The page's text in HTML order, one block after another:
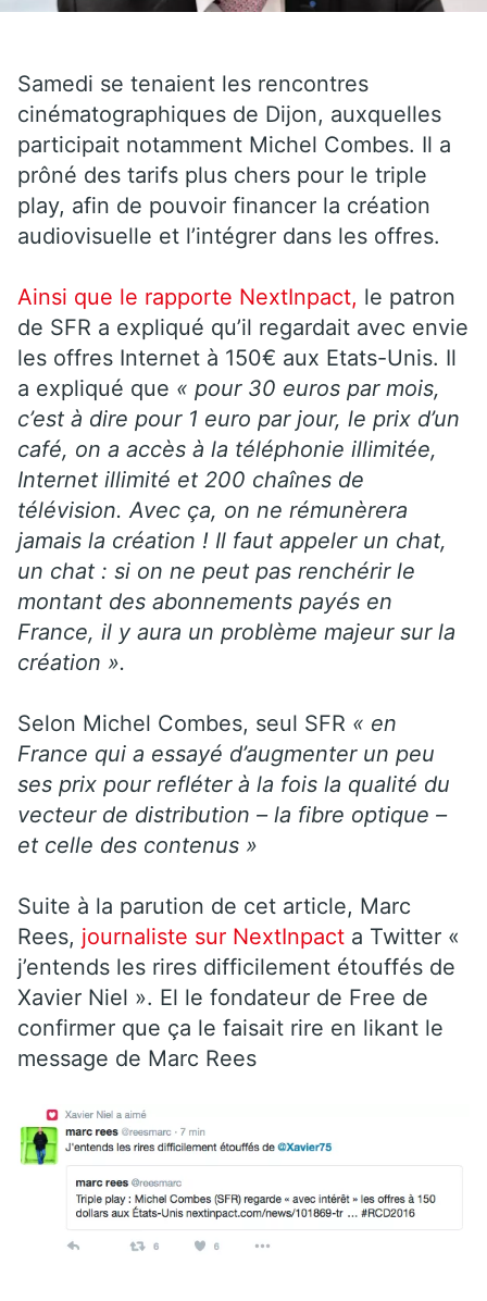
Samedi se tenaient les rencontres
cinématographiques de Dijon, auxquelles
participait notamment Michel Combes. Il a
prôné des tarifs plus chers pour le triple
play, afin de pouvoir financer la création
audiovisuelle et l’intégrer dans les offres.
Ainsi que le rapporte NextInpact, le patron
de SFR a expliqué qu’il regardait avec envie
les offres Internet à 150€ aux Etats-Unis. Il
a expliqué que « pour 30 euros par mois,
c’est à dire pour 1 euro par jour, le prix d’un
café, on a accès à la téléphonie illimitée,
Internet illimité et 200 chaînes de
télévision. Avec ça, on ne rémunèrera
jamais la création ! Il faut appeler un chat,
un chat : si on ne peut pas renchérir le
montant des abonnements payés en
France, il y aura un problème majeur sur la
création ».
Selon Michel Combes, seul SFR « en
France qui a essayé d’augmenter un peu
ses prix pour refléter à la fois la qualité du
vecteur de distribution – la fibre optique –
et celle des contenus »
Suite à la parution de cet article, Marc
Rees, journaliste sur NextInpact a Twitter «
j’entends les rires difficilement étouffés de
Xavier Niel ». El le fondateur de Free de
confirmer que ça le faisait rire en likant le
message de Marc Rees